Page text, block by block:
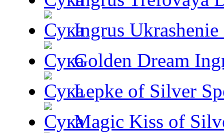
Ingrus Ukrashenie
Golden Dream
Lepke of Silver
Magic Kiss of